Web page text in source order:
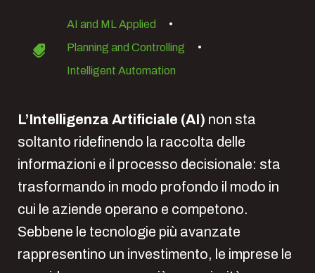
AI and ML Applied
•
Planning and Controlling
•
Intelligent Automation
L’Intelligenza Artificiale (AI) non sta
soltanto ridefinendo la raccolta delle
informazioni e il processo decisionale: sta
trasformando in modo profondo il modo in
cui le aziende operano e competono.
Sebbene le tecnologie più avanzate
rappresentino un investimento, le imprese le